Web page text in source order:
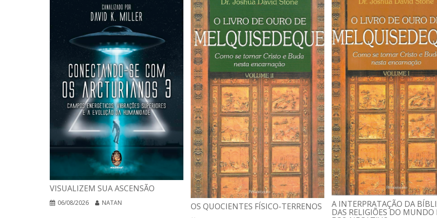
VISUALIZEM SUA ASCENSÃO
06/08/2026 NATAN OS QUOCIENTES FÍSICO-TERRENOS A INTERPRATAÇÃO DA
DAS RELIGIÕES DO MUNDO